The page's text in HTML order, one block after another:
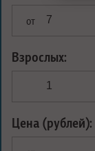
от
Взрослых:
Цена (рублей):